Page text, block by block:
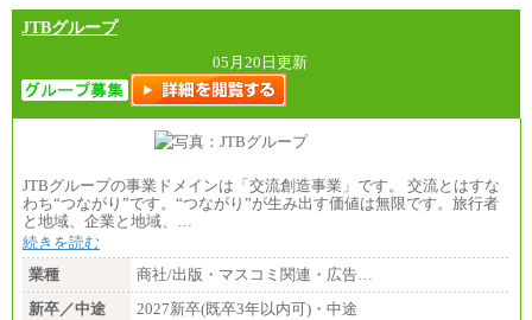
JTBグループ
05月20日更新
JTBグループの事業ドメインは「交流創造事業」です。 交流とはすな
わち“つながり”です。“つながり”が生み出す価値は無限です。旅行者
と地域、企業と地域、…
続きを読む
業種
商社/出版・マスコミ関連・広告…
新卒／中途
2027新卒(既卒3年以内可)・中途